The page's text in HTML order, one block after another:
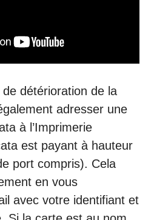
détérioration de la
adresser une
à l’Imprimerie
est payant à hauteur
port compris). Cela
en vous
avec votre identifiant et